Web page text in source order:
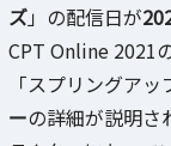
ズ」の配信日が
CPT Online 2021
「スプリングア
ーの詳細が説明さ